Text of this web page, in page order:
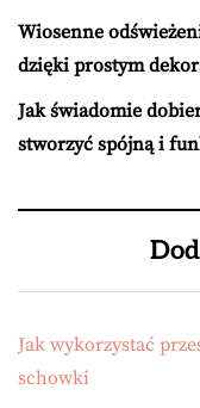
Wiosenne
dzięki prostym
Jak świadomie
stworzyć spójną i
Jak wykorzystać
schowki